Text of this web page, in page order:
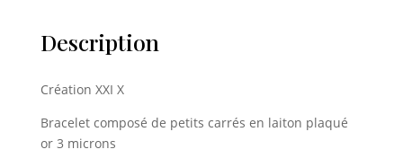
Description
Création XXI X
Bracelet composé de petits carrés en laiton plaqué
or 3 microns